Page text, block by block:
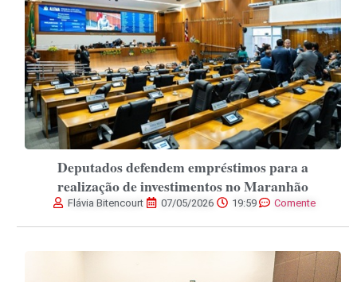
Deputados defendem empréstimos para a
realização de investimentos no Maranhão
Flávia Bitencourt 07/05/2026 19:59 Comente